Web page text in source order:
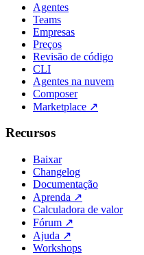
Agentes
Teams
Empresas
Preços
Revisão de código
CLI
Agentes na nuvem
Composer
Marketplace ↗
Recursos
Baixar
Changelog
Documentação
Aprenda ↗
Calculadora de valor
Fórum ↗
Ajuda ↗
Workshops